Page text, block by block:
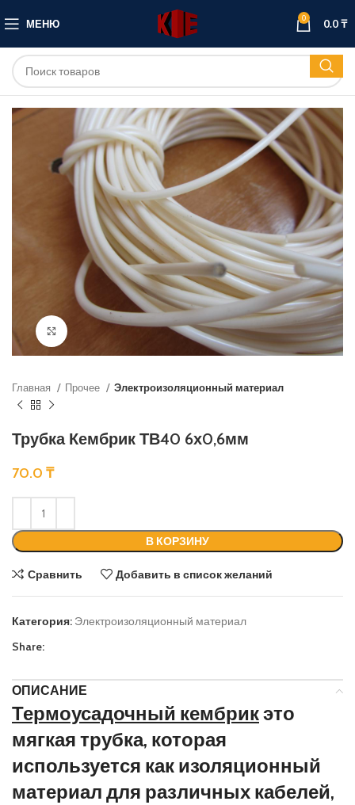
МЕНЮ 0 0.0₸
Нажмите, чтобы увеличить
Главная Прочее Электроизоляционный материал
Трубка Кембрик ТВ40 6х0,6мм
70.0 ₸
В КОРЗИНУ
Сравнить Добавить в список желаний
Категория: Электроизоляционный материал
Share:
ОПИСАНИЕ
Термоусадочный кембрикэто
мягкая трубка, которая
используется как изоляционный
материал для различных кабелей,